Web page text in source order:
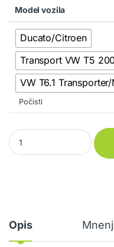
Model vozila
Ducato/Citroen
Transport VW T5
VW T6.1
Počisti
Gumiran tepih Tapis
Opis